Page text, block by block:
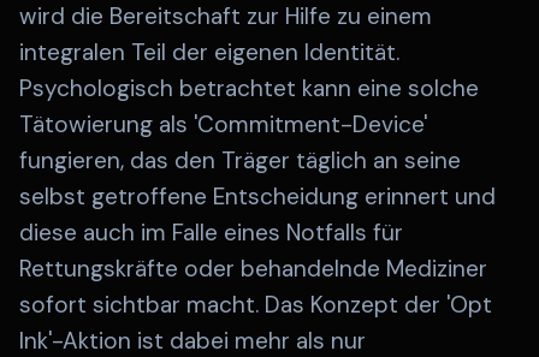
wird die Bereitschaft zur Hilfe zu einem
integralen Teil der eigenen Identität.
Psychologisch betrachtet kann eine solche
Tätowierung als 'Commitment-Device'
fungieren, das den Träger täglich an seine
selbst getroffene Entscheidung erinnert und
diese auch im Falle eines Notfalls für
Rettungskräfte oder behandelnde Mediziner
sofort sichtbar macht. Das Konzept der 'Opt
Ink'-Aktion ist dabei mehr als nur